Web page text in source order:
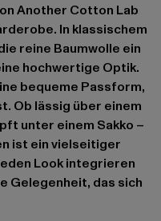
Another Cotton Lab
In klassischem
reine Baumwolle ein
hochwertige Optik.
bequeme Passform,
Ob lässig über einem
unter einem Sakko –
ist ein vielseitiger
Look integrieren
Gelegenheit, das sich